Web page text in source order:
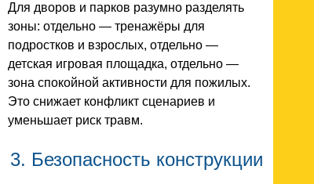
Для дворов и парков разумно разделять
зоны: отдельно — тренажёры для
подростков и взрослых, отдельно —
детская игровая площадка, отдельно —
зона спокойной активности для пожилых.
Это снижает конфликт сценариев и
уменьшает риск травм.
3. Безопасность конструкции